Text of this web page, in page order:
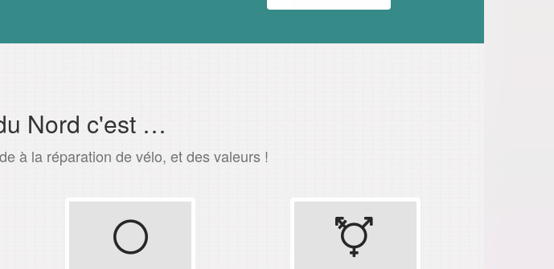
Nord c'est …
à la réparation de vélo, et des valeurs !